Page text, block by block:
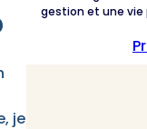
je
gestion et une vie